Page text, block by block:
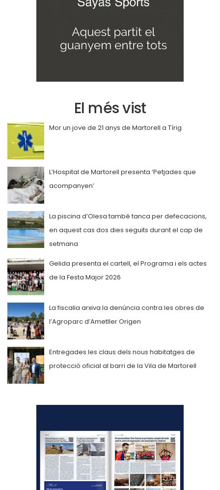
El més vist
Mor un jove de 21 anys de Martorell a Tírig
L’Hospital de Martorell presenta ‘Petjades que
acompanyen’
La piscina d’Olesa també tanca per defecacions,
en aquest cas dos dies seguits durant el cap de
setmana
Gelida presenta el cartell, el Programa i els actes
de la Festa Major 2026
La fiscalia arxiva la denúncia contra les obres de
l’Agroparc d’Ametller Origen
Entregades les claus dels nous habitatges de
protecció oficial al barri de la Vila de Martorell